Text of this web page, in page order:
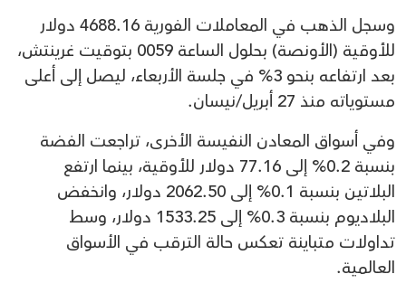
وسجل الذهب في المعاملات الفورية 4688.16 دولار
للأوقية (الأونصة) بحلول الساعة 0059 بتوقيت غرينتش،
بعد ارتفاعه بنحو 3% في جلسة الأربعاء، ليصل إلى أعلى
مستوياته منذ 27 أبريل/نيسان.
وفي أسواق المعادن النفيسة الأخرى، تراجعت الفضة
بنسبة 0.2% إلى 77.16 دولار للأوقية، بينما ارتفع
البلاتين بنسبة 0.1% إلى 2062.50 دولار، وانخفض
البلاديوم بنسبة 0.3% إلى 1533.25 دولار، وسط
تداولات متباينة تعكس حالة الترقب في الأسواق
العالمية.